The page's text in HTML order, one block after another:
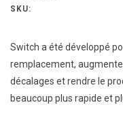
SKU:
Switch a été développé
remplacement,
décalages et rendre le
beaucoup plus rapide et